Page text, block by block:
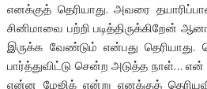
எனக்குத் தெரியாது.‌ அவரை
சினிமாவை பற்றி படித்திருக்கிறேன்
இருக்க வேண்டும் என்பது தெரியாது.‌
பார்த்துவிட்டு சென்ற அடுத்த நாள்… என்
என்ன மேஜிக் என்று எனக்குத்